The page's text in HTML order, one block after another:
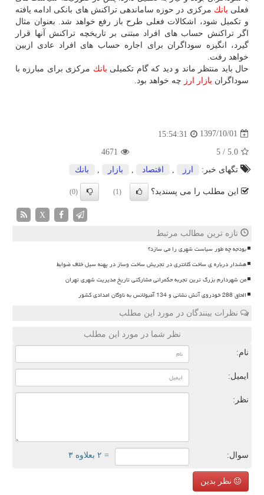
فعلی بانك مركزی در حوزه ساماندهی تراكنش های بانكی ادامه یافته
و تكمیل شود، اشكالات فعلی طرح باز رفع خواهد شد. بعنوان مثال
اگر تراكنش حساب های افراد مبتنی بر تاریخچه تراكنش آنها قرار
گیرد، انگیزه سوداگران برای اجاره حساب های افراد عادی ازبین
خواهد رفت.
حال باید منتظر ماند و دید كه گام تكمیلی بانك مركزی برای مبارزه با
سوداگران بازار ارز چه خواهد بود.
1397/10/01
15:54:31
5.0
/
5
4671
تگهای خبر:
ارز اقتصاد بازار بانك
این مطلب را می پسندید؟ (1)
(0)
X
تازه ترین مطالب مرتبط
بودجه چه طور سیاست شهری را می سازد؟
هشدار درباره ی ساخت کلانتری در تجریش ساخت وساز در پهنه سیل خلاف ضوابط
من شهردارم بزرگ ترین تجربه حکمرانی مشارکتی تاریخ مدیریت شهری تهران
الحاق 288 خودروی آتش نشانی و 134 آمبولانس به ناوگان امدادی کشور
نظرات بینندگان در مورد این مطلب
نظر شما در مورد این مطلب
نام:
ایمیل:
نظر:
سوال: = ۲ بعلاوه ۳
نظر بدین